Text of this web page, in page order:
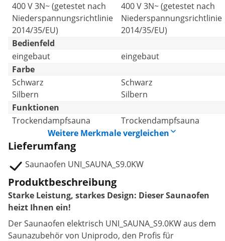
400 V 3N~ (getestet nach
Niederspannungsrichtlinie
2014/35/EU)
400 V 3N~ (getestet nach
Niederspannungsrichtlinie
2014/35/EU)
Bedienfeld
eingebaut
eingebaut
Farbe
Schwarz
Silbern
Schwarz
Silbern
Funktionen
Trockendampfsauna
Trockendampfsauna
Weitere Merkmale vergleichen
Lieferumfang
Saunaofen UNI_SAUNA_S9.0KW
Produktbeschreibung
Starke Leistung, starkes Design: Dieser Saunaofen
heizt Ihnen ein!
Der Saunaofen elektrisch UNI_SAUNA_S9.0KW aus dem
Saunazubehör von Uniprodo, den Profis für